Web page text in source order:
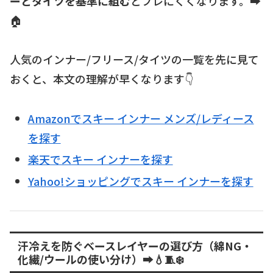
🏠
人気のインナー/フリース/タイツの一覧を先に見て
おくと、本文の理解が早くなります👇
Amazonでスキー インナー メンズ/レディース
を探す
楽天でスキー インナーを探す
Yahoo!ショッピングでスキー インナーを探す
汗冷えを防ぐベースレイヤーの選び方（綿NG・
化繊/ウールの使い分け）➡️💧🧵❄️